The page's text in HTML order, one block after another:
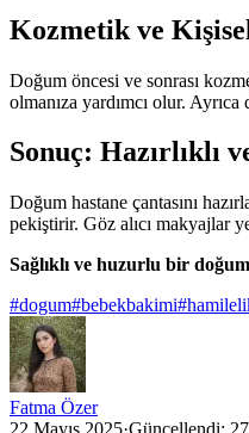
Kozmetik ve
Doğum öncesi ve sonrası
olmanıza yardımcı olur.
Sonuç: Hazırlıklı
Doğum hastane çantasını
pekiştirir. Göz alıcı makyajlar
Sağlıklı ve huzurlu bir
#dogum#bebekbakimi#
Fatma Özer